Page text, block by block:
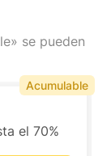
se pueden
el 70%
Acumulable